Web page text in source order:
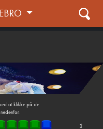
at klikke på de
051856